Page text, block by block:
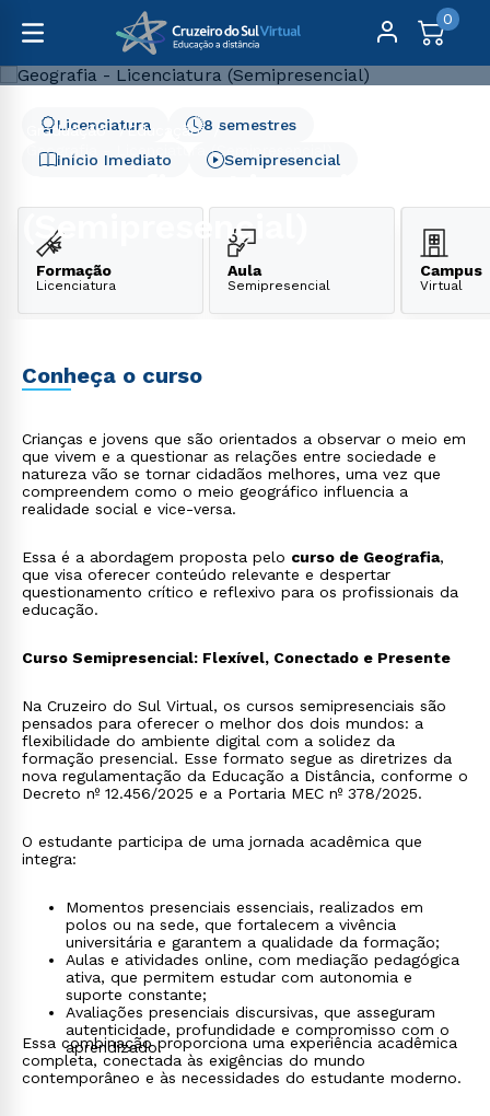
0
Graduação
Educação
Geografia - Licenciatura (Semipresencial)
(Semipresencial)
Início Imediato
8 semestres
Licenciatura
Semipresencial
Formação
Licenciatura
Aula
Semipresencial
Campus
Virtual
Conheça o curso
Crianças e jovens que são orientados a observar o meio em
que vivem e a questionar as relações entre sociedade e
natureza vão se tornar cidadãos melhores, uma vez que
compreendem como o meio geográfico influencia a
realidade social e vice-versa.
Essa é a abordagem proposta pelo curso de Geografia,
que visa oferecer conteúdo relevante e despertar
questionamento crítico e reflexivo para os profissionais da
educação.
Curso Semipresencial: Flexível, Conectado e Presente
Na Cruzeiro do Sul Virtual, os cursos semipresenciais são
pensados para oferecer o melhor dos dois mundos: a
flexibilidade do ambiente digital com a solidez da
formação presencial. Esse formato segue as diretrizes da
nova regulamentação da Educação a Distância, conforme o
Decreto nº 12.456/2025 e a Portaria MEC nº 378/2025.
O estudante participa de uma jornada acadêmica que
integra:
Momentos presenciais essenciais, realizados em
polos ou na sede, que fortalecem a vivência
universitária e garantem a qualidade da formação;
Aulas e atividades online, com mediação pedagógica
ativa, que permitem estudar com autonomia e
suporte constante;
Avaliações presenciais discursivas, que asseguram
autenticidade, profundidade e compromisso com o
aprendizado.
Essa combinação proporciona uma experiência acadêmica
completa, conectada às exigências do mundo
contemporâneo e às necessidades do estudante moderno.